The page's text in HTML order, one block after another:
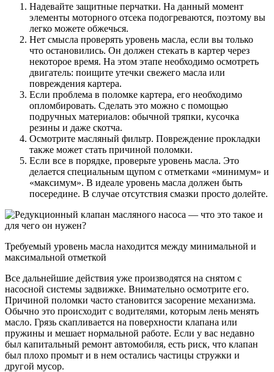
Надевайте защитные перчатки. На данный момент
элементы моторного отсека подогреваются, поэтому вы
легко можете обжечься.
Нет смысла проверять уровень масла, если вы только
что остановились. Он должен стекать в картер через
некоторое время. На этом этапе необходимо осмотреть
двигатель: поищите утечки свежего масла или
повреждения картера.
Если проблема в поломке картера, его необходимо
опломбировать. Сделать это можно с помощью
подручных материалов: обычной тряпки, кусочка
резины и даже скотча.
Осмотрите масляный фильтр. Повреждение прокладки
также может стать причиной поломки.
Если все в порядке, проверьте уровень масла. Это
делается специальным щупом с отметками «минимум» и
«максимум». В идеале уровень масла должен быть
посередине. В случае отсутствия смазки просто долейте.
Требуемый уровень масла находится между минимальной и
максимальной отметкой
Все дальнейшие действия уже производятся на снятом с
насосной системы задвижке. Внимательно осмотрите его.
Причиной поломки часто становится засорение механизма.
Обычно это происходит с водителями, которым лень менять
масло. Грязь скапливается на поверхности клапана или
пружины и мешает нормальной работе. Если у вас недавно
был капитальный ремонт автомобиля, есть риск, что клапан
был плохо промыт и в нем остались частицы стружки и
другой мусор.